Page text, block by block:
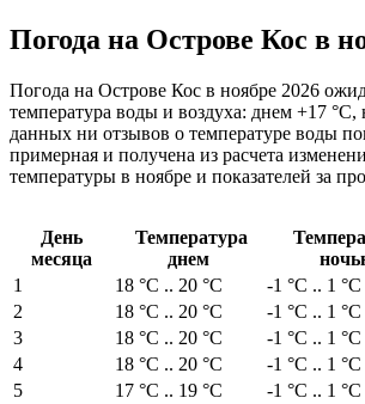
Погода на Острове Кос в
Погода на Острове Кос в ноябре 2026
температура воды и воздуха: днем +17
данных ни отзывов о температуре воды
примерная и получена из расчета
температуры в ноябре и показателей за
День
месяца
Температура
днем
1
18 °C .. 20 °C -1 °C .. 1 °C
2
18 °C .. 20 °C -1 °C .. 1 °C
3
18 °C .. 20 °C -1 °C .. 1 °C
4
18 °C .. 20 °C -1 °C .. 1 °C
5
17 °C .. 19 °C -1 °C .. 1 °C